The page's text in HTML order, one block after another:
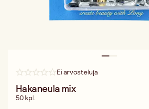
Ei arvosteluja
Hakaneula mix
50 kpl.